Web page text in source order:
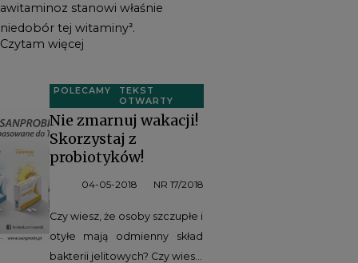
awitaminoz stanowi właśnie
niedobór tej witaminy2.
Czytam więcej
POLECAMY
TEKST
OTWARTY
Nie zmarnuj wakacji!
Skorzystaj z
probiotyków!
04-05-2018 NR 17/2018
Czy wiesz, że osoby szczupłe i
otyłe mają odmienny skład
bakterii jelitowych? Czy wiesz,